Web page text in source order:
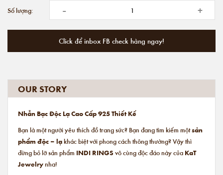
Số lượng: - +
Click để inbox FB check hàng ngay!
OUR STORY
Nhẫn Bạc Độc Lạ Cao Cấp 925 Thiết Kế
Bạn là một người yêu thích đồ trang sức? Bạn đang tìm kiếm mộtsản
phẩm độc – lạkhác biệt với phong cách thông thường? Vậy thì
đừng bỏ lỡ sản phẩm INDI RINGS vô cùng độc đáo này của KaT
Jewelrynha!